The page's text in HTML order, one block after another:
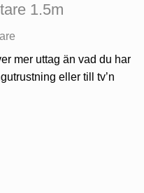
1.5m
mer uttag än vad du har
eller till tv’n